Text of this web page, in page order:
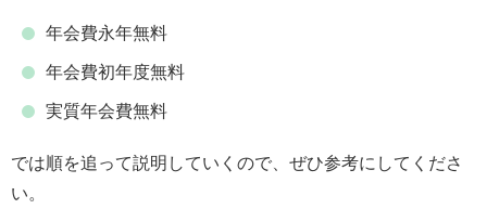
年会費永年無料
年会費初年度無料
実質年会費無料
では順を追って説明していくので、ぜひ参考にしてくださ
い。